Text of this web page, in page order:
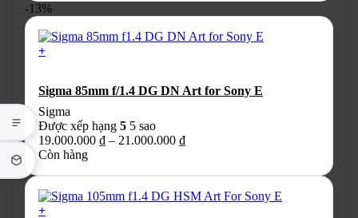
-13%
+
này
có
nhiều
biến
thể.
tùy
chọn
có
Sigma 85mm f/1.4 DG DN Art for Sony E
Sigma
Được xếp hạng 5 5 sao
19.000.000 ₫ – 21.000.000 ₫Khoảng
đến
Còn hàng
+